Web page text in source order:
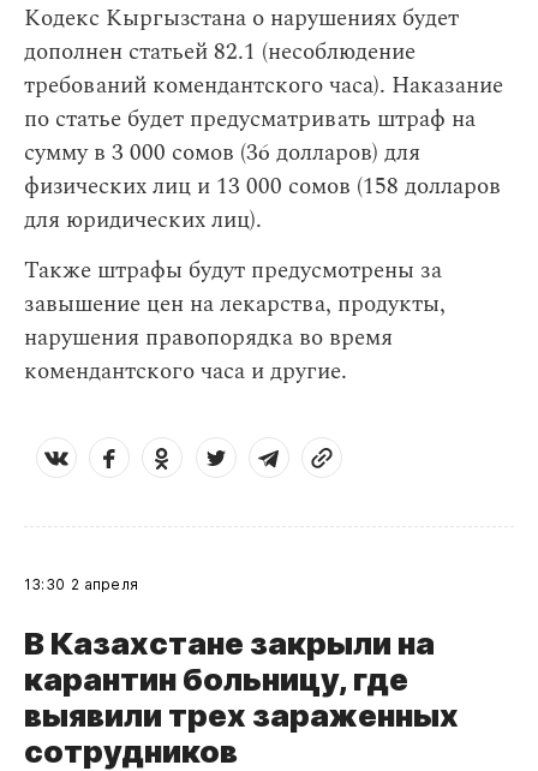
Кодекс Кыргызстана о нарушениях будет
дополнен статьей 82.1 (несоблюдение
требований комендантского часа). Наказание
по статье будет предусматривать штраф на
сумму в 3 000 сомов (36 долларов) для
физических лиц и 13 000 сомов (158 долларов
для юридических лиц).
Также штрафы будут предусмотрены за
завышение цен на лекарства, продукты,
нарушения правопорядка во время
комендантского часа и другие.
13:30 2 апреля
В Казахстане закрыли на
карантин больницу, где
выявили трех зараженных
сотрудников